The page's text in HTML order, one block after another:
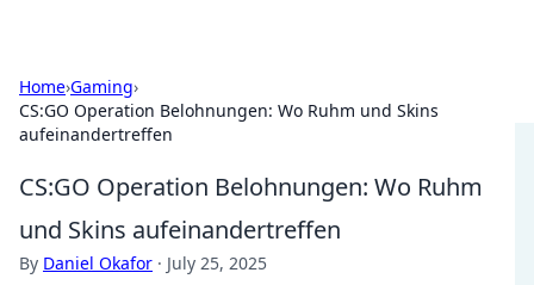
Home›Gaming›
CS:GO Operation Belohnungen: Wo Ruhm und Skins
aufeinandertreffen
CS:GO Operation Belohnungen: Wo Ruhm
und Skins aufeinandertreffen
By Daniel Okafor · July 25, 2025